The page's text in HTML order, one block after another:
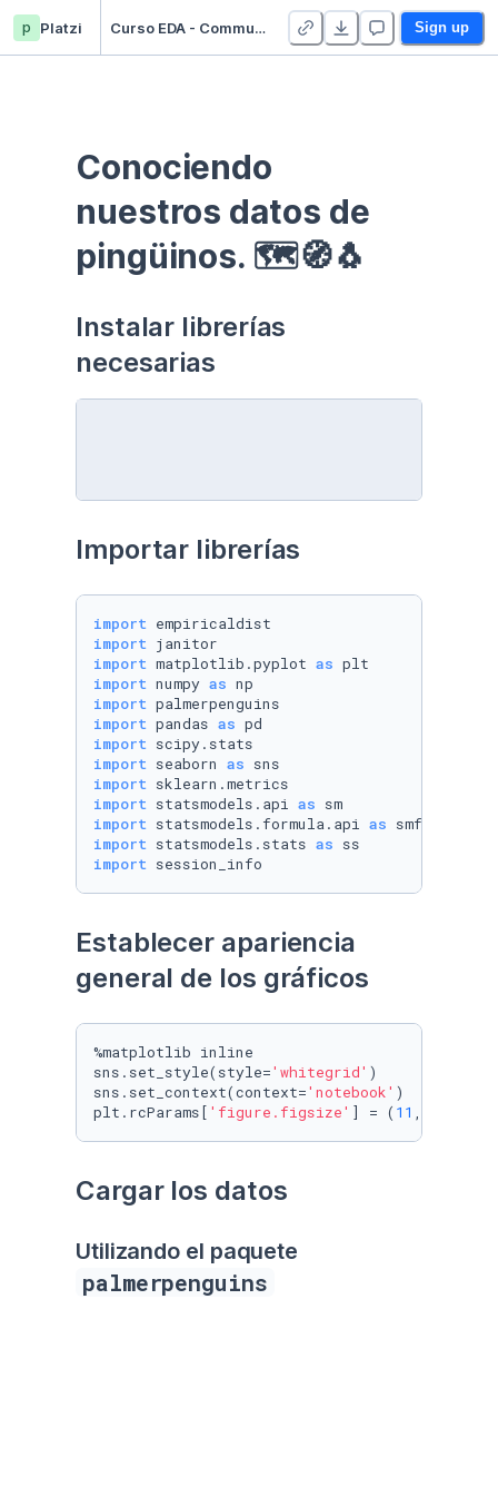
p Platzi Curso EDA - Communication - Duplicate Sign up
Conociendo
nuestros datos de
pingüinos. 🗺🧭🐧
Instalar librerías
necesarias
Importar librerías
import
import
import matplotlib.pyplot as
import numpy as
import
import pandas as
import
import seaborn as
import
import statsmodels.api as
import statsmodels.formula.api as
import statsmodels.stats as
import session_info
Establecer apariencia
general de los gráficos
%matplotlib inline
sns.set_style(style='whitegrid' )
sns.set_context(context='notebook' )
plt.rcParams[ 'figure.figsize' ] = ( 11 ,
Cargar los datos
palmerpenguins